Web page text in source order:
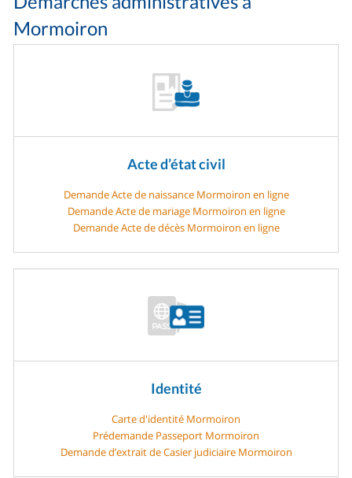
Mormoiron
Acte d’état civil
Demande Acte de naissance Mormoiron en ligne
Demande Acte de mariage Mormoiron en ligne
Demande Acte de décès Mormoiron en ligne
Identité
Carte d'identité Mormoiron
Prédemande Passeport Mormoiron
Demande d’extrait de Casier judiciaire Mormoiron